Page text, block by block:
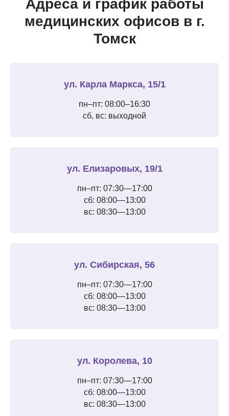
Адреса и график работы
медицинских офисов в г.
Томск
ул. Карла Маркса, 15/1
пн–пт: 08:00–16:30
сб, вс: выходной
ул. Елизаровых, 19/1
пн–пт: 07:30—17:00
сб: 08:00—13:00
вс: 08:30—13:00
ул. Сибирская, 56
пн–пт: 07:30—17:00
сб: 08:00—13:00
вс: 08:30—13:00
ул. Королева, 10
пн–пт: 07:30—17:00
сб: 08:00—13:00
вс: 08:30—13:00